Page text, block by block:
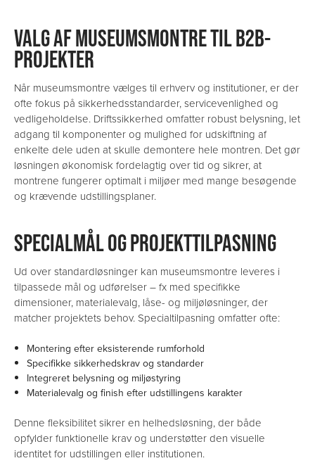
VALG AF MUSEUMSMONTRE TIL B2B-
PROJEKTER
Når museumsmontre vælges til erhverv og institutioner, er der
ofte fokus på sikkerhedsstandarder, servicevenlighed og
vedligeholdelse. Driftssikkerhed omfatter robust belysning, let
adgang til komponenter og mulighed for udskiftning af
enkelte dele uden at skulle demontere hele montren. Det gør
løsningen økonomisk fordelagtig over tid og sikrer, at
montrene fungerer optimalt i miljøer med mange besøgende
og krævende udstillingsplaner.
SPECIALMÅL OG PROJEKTTILPASNING
Ud over standardløsninger kan museumsmontre leveres i
tilpassede mål og udførelser – fx med specifikke
dimensioner, materialevalg, låse- og miljøløsninger, der
matcher projektets behov. Specialtilpasning omfatter ofte:
Montering efter eksisterende rumforhold
Specifikke sikkerhedskrav og standarder
Integreret belysning og miljøstyring
Materialevalg og finish efter udstillingens karakter
Denne fleksibilitet sikrer en helhedsløsning, der både
opfylder funktionelle krav og understøtter den visuelle
identitet for udstillingen eller institutionen.